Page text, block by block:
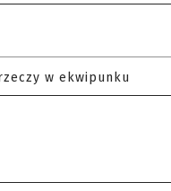
w ekwipunku